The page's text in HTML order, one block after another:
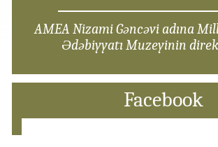
AMEA Nizami Gəncəvi adına
Ədəbiyyatı Muzeyinin
Facebook